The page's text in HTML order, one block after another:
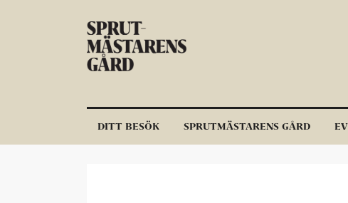
DITT BESÖK SPRUTMÄSTARENS GÅRD